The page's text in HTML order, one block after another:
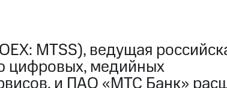
MTSS), ведущая
цифровых, медийных